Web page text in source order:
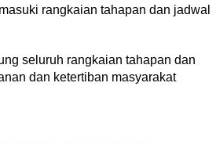
rangkaian tahapan dan jadwal
seluruh rangkaian tahapan dan
dan ketertiban masyarakat